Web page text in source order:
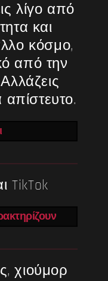
λίγο από
και
κόσμο,
από την
απίστευτο.
TikTok
χιούμορ